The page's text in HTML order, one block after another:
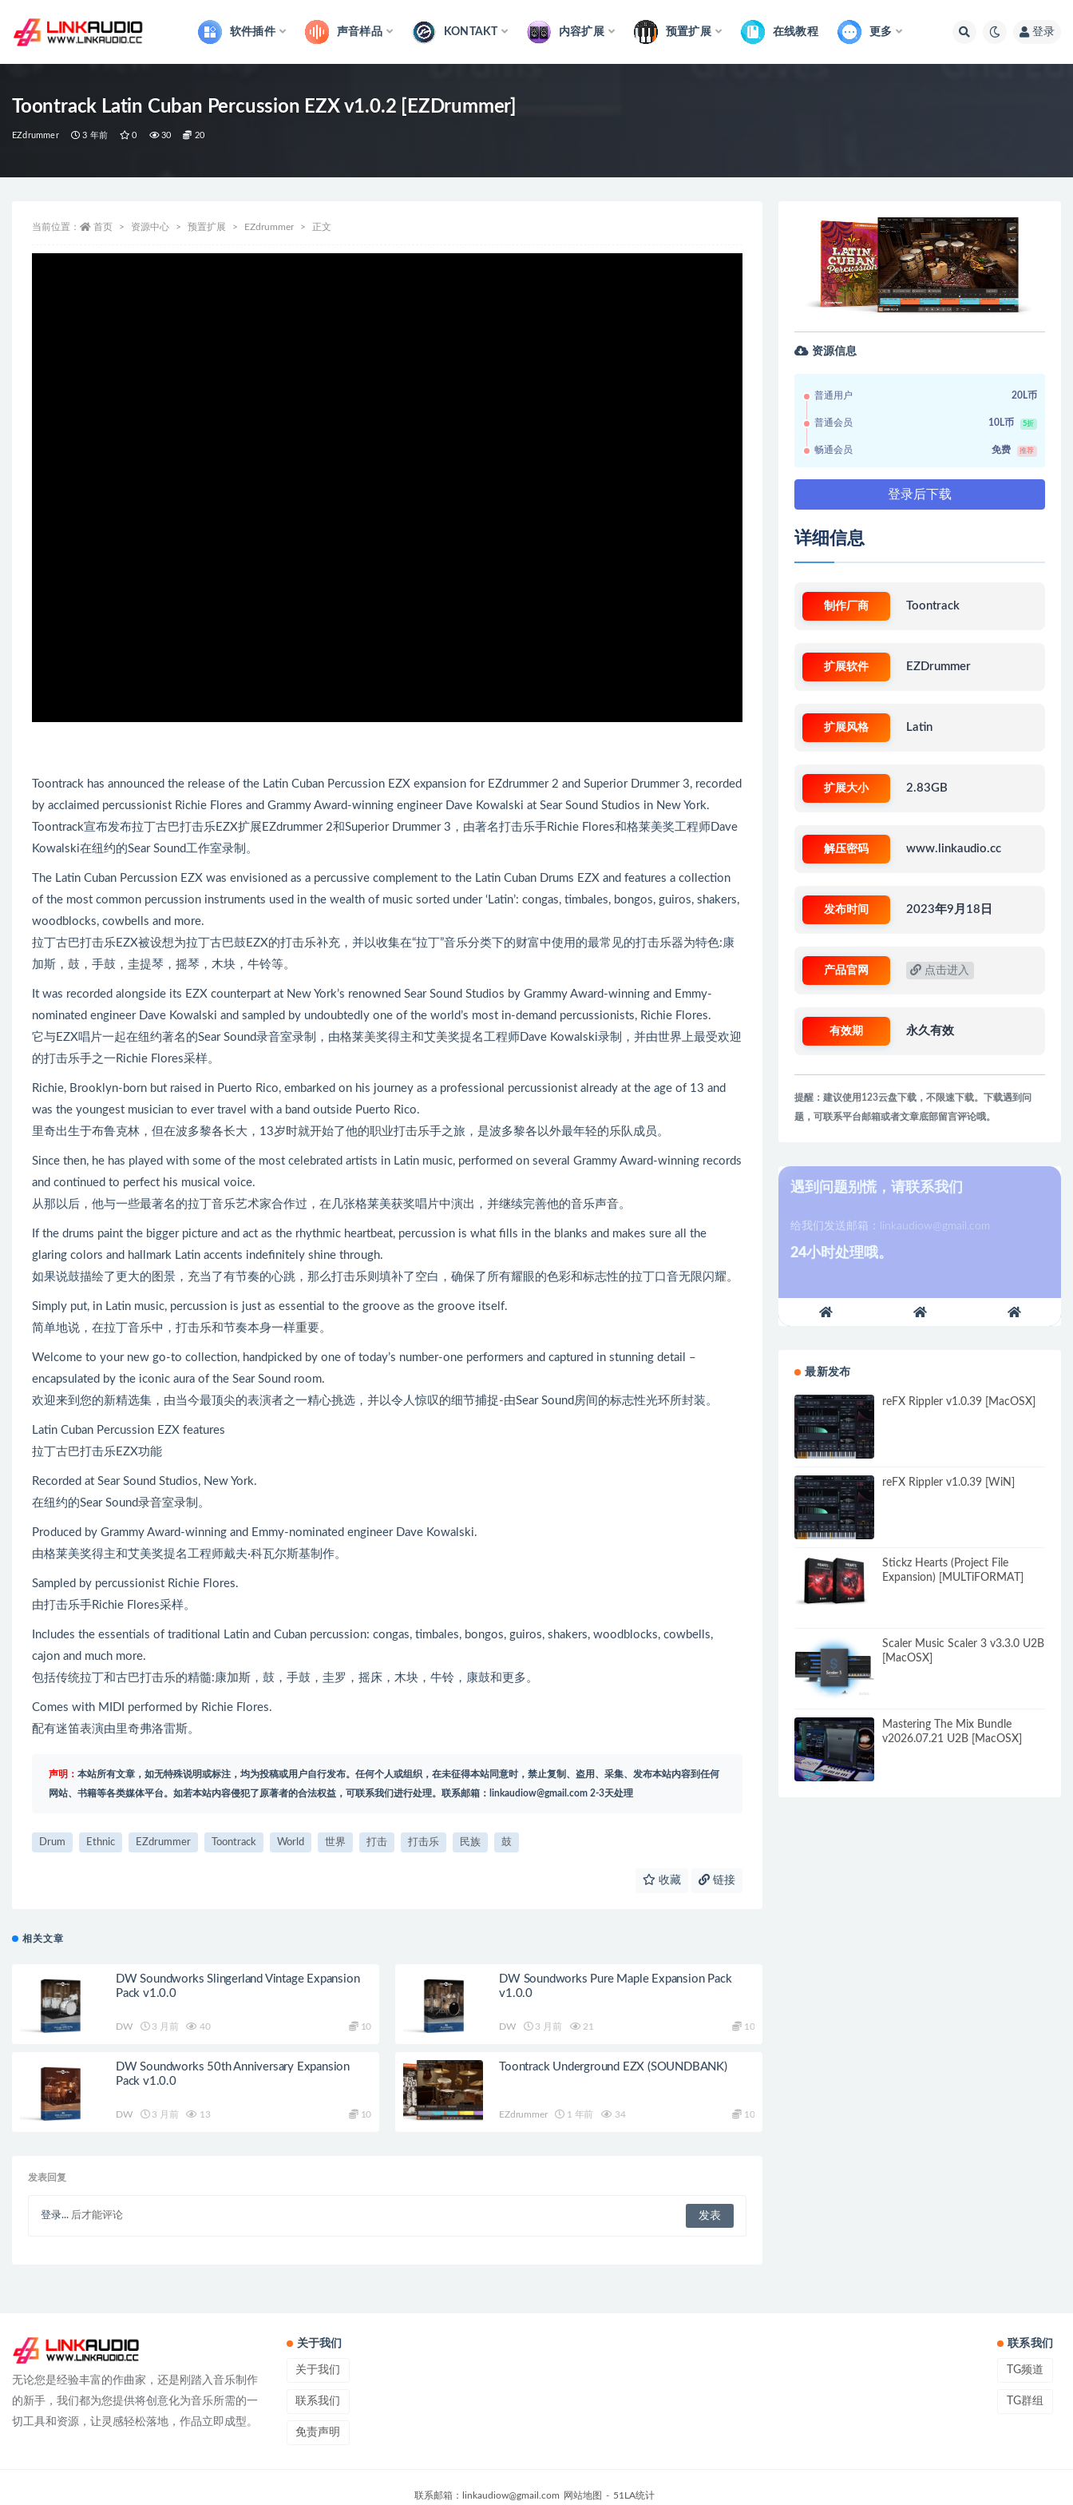
软件插件 声音样品 KONTAKT 内容扩展 预置扩展 在线教程 更多 登录
Toontrack Latin Cuban Percussion EZX v1.0.2 [EZDrummer]
EZdrummer 3 年前 0 30 20
当前位置： 首页 资源中心 预置扩展 EZdrummer 正文
Toontrack has announced the release of the Latin Cuban Percussion EZX expansion for EZdrummer 2 and Superior Drummer 3, recorded
by acclaimed percussionist Richie Flores and Grammy Award-winning engineer Dave Kowalski at Sear Sound Studios in New York.
Toontrack宣布发布拉丁古巴打击乐EZX扩展EZdrummer 2和Superior Drummer 3，由著名打击乐手Richie Flores和格莱美奖工程师Dave
Kowalski在纽约的Sear Sound工作室录制。
The Latin Cuban Percussion EZX was envisioned as a percussive complement to the Latin Cuban Drums EZX and features a collection
of the most common percussion instruments used in the wealth of music sorted under ‘Latin’: congas, timbales, bongos, guiros, shakers,
woodblocks, cowbells and more.
拉丁古巴打击乐EZX被设想为拉丁古巴鼓EZX的打击乐补充，并以收集在“拉丁”音乐分类下的财富中使用的最常见的打击乐器为特色:康
加斯，鼓，手鼓，圭提琴，摇琴，木块，牛铃等。
It was recorded alongside its EZX counterpart at New York’s renowned Sear Sound Studios by Grammy Award-winning and Emmy-
nominated engineer Dave Kowalski and sampled by undoubtedly one of the world’s most in-demand percussionists, Richie Flores.
它与EZX唱片一起在纽约著名的Sear Sound录音室录制，由格莱美奖得主和艾美奖提名工程师Dave Kowalski录制，并由世界上最受欢迎
的打击乐手之一Richie Flores采样。
Richie, Brooklyn-born but raised in Puerto Rico, embarked on his journey as a professional percussionist already at the age of 13 and
was the youngest musician to ever travel with a band outside Puerto Rico.
里奇出生于布鲁克林，但在波多黎各长大，13岁时就开始了他的职业打击乐手之旅，是波多黎各以外最年轻的乐队成员。
Since then, he has played with some of the most celebrated artists in Latin music, performed on several Grammy Award-winning records
and continued to perfect his musical voice.
从那以后，他与一些最著名的拉丁音乐艺术家合作过，在几张格莱美获奖唱片中演出，并继续完善他的音乐声音。
If the drums paint the bigger picture and act as the rhythmic heartbeat, percussion is what fills in the blanks and makes sure all the
glaring colors and hallmark Latin accents indefinitely shine through.
如果说鼓描绘了更大的图景，充当了有节奏的心跳，那么打击乐则填补了空白，确保了所有耀眼的色彩和标志性的拉丁口音无限闪耀。
Simply put, in Latin music, percussion is just as essential to the groove as the groove itself.
简单地说，在拉丁音乐中，打击乐和节奏本身一样重要。
Welcome to your new go-to collection, handpicked by one of today’s number-one performers and captured in stunning detail –
encapsulated by the iconic aura of the Sear Sound room.
欢迎来到您的新精选集，由当今最顶尖的表演者之一精心挑选，并以令人惊叹的细节捕捉-由Sear Sound房间的标志性光环所封装。
Latin Cuban Percussion EZX features
拉丁古巴打击乐EZX功能
Recorded at Sear Sound Studios, New York.
在纽约的Sear Sound录音室录制。
Produced by Grammy Award-winning and Emmy-nominated engineer Dave Kowalski.
由格莱美奖得主和艾美奖提名工程师戴夫·科瓦尔斯基制作。
Sampled by percussionist Richie Flores.
由打击乐手Richie Flores采样。
Includes the essentials of traditional Latin and Cuban percussion: congas, timbales, bongos, guiros, shakers, woodblocks, cowbells,
cajon and much more.
包括传统拉丁和古巴打击乐的精髓:康加斯，鼓，手鼓，圭罗，摇床，木块，牛铃，康鼓和更多。
Comes with MIDI performed by Richie Flores.
配有迷笛表演由里奇弗洛雷斯。
声明： 本站所有文章，如无特殊说明或标注，均为投稿或用户自行发布。任何个人或组织，在未征得本站同意时，禁止复制、盗用、采集、发布本站内容到任何
网站、书籍等各类媒体平台。如若本站内容侵犯了原著者的合法权益，可联系我们进行处理。联系邮箱： linkaudiow@gmail.com 2-3天处理
Drum Ethnic EZdrummer Toontrack World 世界 打击 打击乐 民族 鼓
收藏 链接
相关文章
DW Soundworks Slingerland Vintage Expansion
Pack v1.0.0
DW 3 月前 40 10
DW Soundworks Pure Maple Expansion Pack
v1.0.0
DW 3 月前 21 10
DW Soundworks 50th Anniversary Expansion
Pack v1.0.0
DW 3 月前 13 10
Toontrack Underground EZX (SOUNDBANK)
EZdrummer 1 年前 34 10
发表回复
登录... 后才能评论
资源信息
普通用户 20L币
普通会员 10L币 5折
畅通会员 免费 推荐
登录后下载
详细信息
制作厂商 Toontrack
扩展软件 EZDrummer
扩展风格 Latin
扩展大小 2.83GB
解压密码 www.linkaudio.cc
发布时间 2023年9月18日
产品官网 点击进入
有效期 永久有效
提醒：建议使用123云盘下载，不限速下载。下载遇到问
题，可联系平台邮箱或者文章底部留言评论哦。
遇到问题别慌，请联系我们
给我们发送邮箱： linkaudiow@gmail.com
24小时处理哦。
最新发布
reFX Rippler v1.0.39 [MacOSX]
reFX Rippler v1.0.39 [WiN]
Stickz Hearts (Project File
Expansion) [MULTiFORMAT]
Scaler Music Scaler 3 v3.3.0 U2B
[MacOSX]
Mastering The Mix Bundle
v2026.07.21 U2B [MacOSX]
无论您是经验丰富的作曲家，还是刚踏入音乐制作
的新手，我们都为您提供将创意化为音乐所需的一
切工具和资源，让灵感轻松落地，作品立即成型。
关于我们
关于我们
联系我们
免责声明
联系我们
TG频道
TG群组
联系邮箱： linkaudiow@gmail.com 网站地图 - 51LA统计
全部